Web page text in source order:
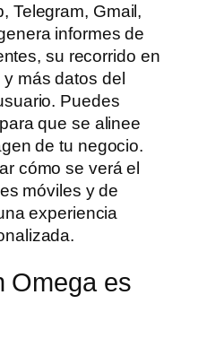
Telegram, Gmail,
informes de
su recorrido en
más datos del
Puedes
que se alinee
de tu negocio.
cómo se verá el
móviles y de
experiencia
Omega es